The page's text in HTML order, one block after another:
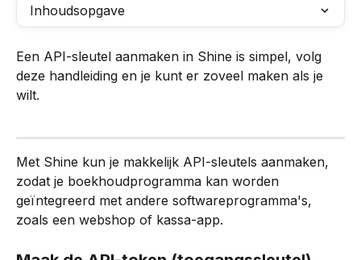
Inhoudsopgave
Een API-sleutel aanmaken in Shine is simpel, volg
deze handleiding en je kunt er zoveel maken als je
wilt.
Met Shine kun je makkelijk API-sleutels aanmaken,
zodat je boekhoudprogramma kan worden
geïntegreerd met andere softwareprogramma's,
zoals een webshop of kassa-app.